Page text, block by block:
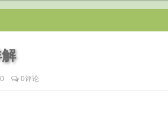
0评论